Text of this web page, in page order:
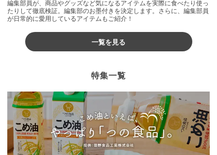
編集部員が、商品やグッズなど気になるアイテムを実際に食べたり使っ
たりして徹底検証。編集部のお墨付きを決定します。さらに、編集部員
が日常的に愛用しているアイテムもご紹介！
一覧を見る
特集一覧